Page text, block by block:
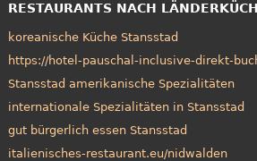
RESTAURANTS NACH
koreanische Küche Stansstad
https://hotel-pauschal-inclusive-direkt-
Stansstad amerikanische Spezialitäten
internationale Spezialitäten in Stansstad
gut bürgerlich essen Stansstad
italienisches-restaurant.eu/nidwalden